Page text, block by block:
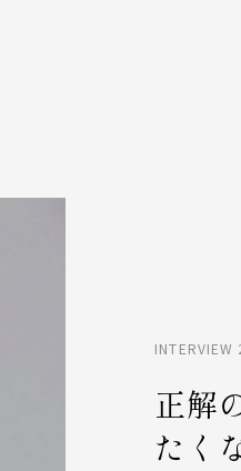
INTERVIEW
正解
たく